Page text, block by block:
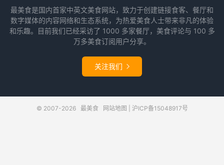
最美食是国内首家中英文美食网站，致力于创建链接食客、餐厅和
数字媒体的内容网络和生态系统，为热爱美食人士带来非凡的体验
和乐趣。目前我们已经采访了 1000 多家餐厅，美食评论与 100 多
万多美食订阅用户分享。
关注我们 
© 2007-2026 最美食 网站地图 沪ICP备15048917号